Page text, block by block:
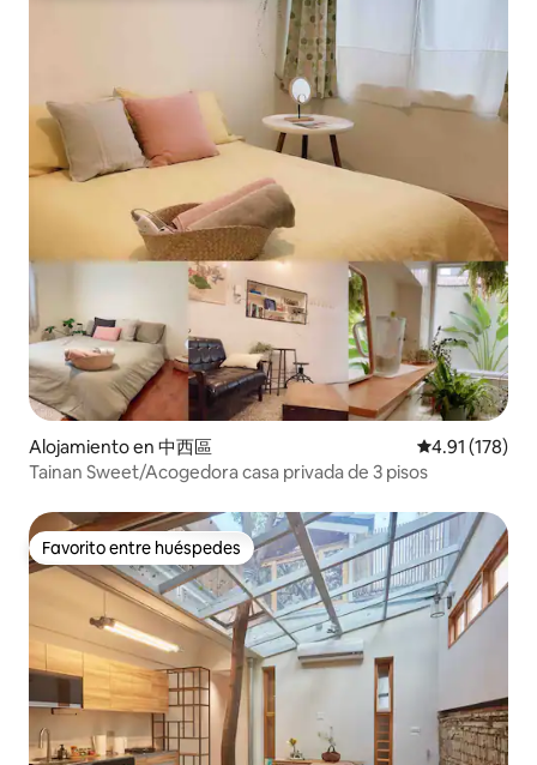
Alojamiento en 中西區 Calificación
4.91 (178)
Tainan Sweet/Acogedora casa privada de 3 pisos
Favorito entre huéspedes
Favorito entre huéspedes